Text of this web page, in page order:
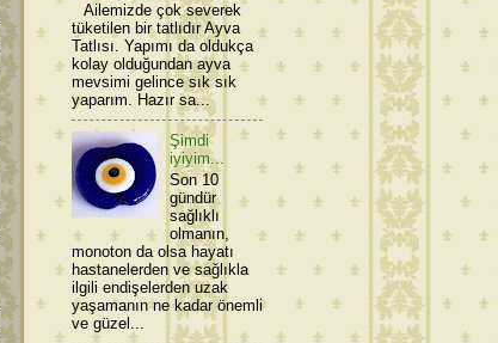
Ailemizde çok severek
tüketilen bir tatlıdır Ayva
Tatlısı. Yapımı da oldukça
kolay olduğundan ayva
mevsimi gelince sık sık
yaparım. Hazır sa...
Şimdi
iyiyim...
Son 10
gündür
sağlıklı
olmanın,
monoton da olsa hayatı
hastanelerden ve sağlıkla
ilgili endişelerden uzak
yaşamanın ne kadar önemli
ve güzel...